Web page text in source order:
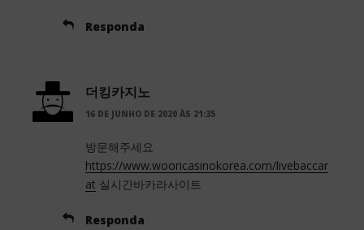
Responda
더킹카지노
16 DE JUNHO DE 2020 ÀS 21:35
방문해주세요
https://www.wooricasinokorea.com/livebaccar
at 실시간바카라사이트
Responda